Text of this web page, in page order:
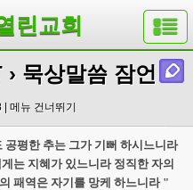
린교회
› 묵상말씀 잠언
메뉴 건너뛰기
평한 추는 그가 기뻐 하시느니라
는 지혜가 있느니라 정직한 자의
패역은 자기를 망케 하느니라 "